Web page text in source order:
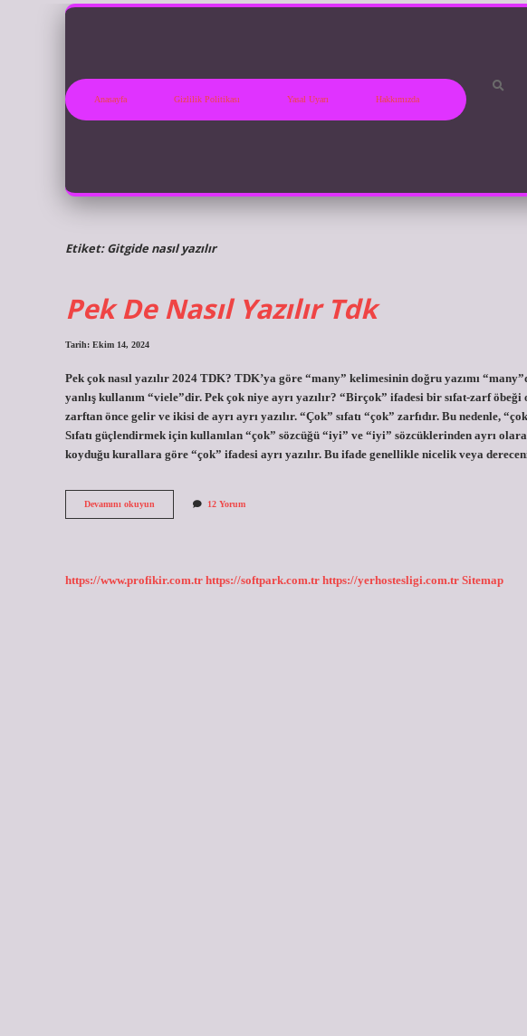
Anasayfa Gizlilik Politikası Yasal Uyarı Hakkımızda
Etiket:Gitgide nasıl yazılır
Pek De Nasıl Yazılır Tdk
Tarih: Ekim 14, 2024
Pek çok nasıl yazılır 2024 TDK? TDK’ya göre “many” kelimesinin doğru yazımı
yanlış kullanım “viele”dir. Pek çok niye ayrı yazılır? “Birçok” ifadesi bir sıfat-zarf
zarftan önce gelir ve ikisi de ayrı ayrı yazılır. “Çok” sıfatı “çok” zarfıdır. Bu nedenle,
Sıfatı güçlendirmek için kullanılan “çok” sözcüğü “iyi” ve “iyi” sözcüklerinden ayrı
koyduğu kurallara göre “çok” ifadesi ayrı yazılır. Bu ifade genellikle nicelik veya
Devamını okuyun
De
12 Yorum
https://www.profikir.com.tr https://softpark.com.tr https://yerhostesligi.com.tr Sitemap